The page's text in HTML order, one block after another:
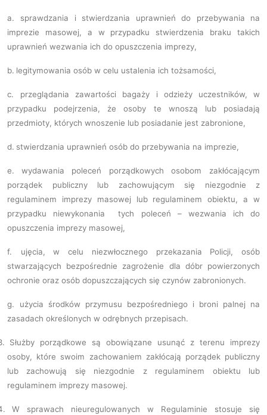
a.
sprawdzania i stwierdzania uprawnień do przebywania na
imprezie masowej, a w przypadku stwierdzenia braku takich
uprawnień wezwania ich do opuszczenia imprezy,
b. legitymowania osób w celu ustalenia ich tożsamości,
c.
przeglądania zawartości bagaży i odzieży uczestników, w
przypadku podejrzenia, że osoby te wnoszą lub posiadają
przedmioty, których wnoszenie lub posiadanie jest zabronione,
d. stwierdzania uprawnień osób do przebywania na imprezie,
e.
wydawania poleceń porządkowych osobom zakłócającym
porządek publiczny lub zachowującym się niezgodnie z
regulaminem imprezy masowej lub regulaminem obiektu, a w
przypadku niewykonania tych poleceń – wezwania ich do
opuszczenia imprezy masowej,
f.
ujęcia, w celu niezwłocznego przekazania Policji, osób
stwarzających bezpośrednie zagrożenie dla dóbr powierzonych
ochronie oraz osób dopuszczających się czynów zabronionych.
g.
użycia środków przymusu bezpośredniego i broni palnej na
zasadach określonych w odrębnych przepisach.
Służby porządkowe są obowiązane usunąć z terenu imprezy
osoby, które swoim zachowaniem zakłócają porządek publiczny
lub zachowują się niezgodnie z regulaminem obiektu lub
regulaminem imprezy masowej.
W sprawach nieuregulowanych w Regulaminie stosuje się